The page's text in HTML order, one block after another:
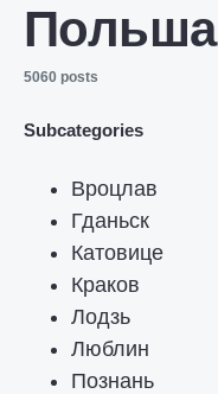
Польша
5060 posts
Subcategories
Вроцлав
Гданьск
Катовице
Краков
Лодзь
Люблин
Познань